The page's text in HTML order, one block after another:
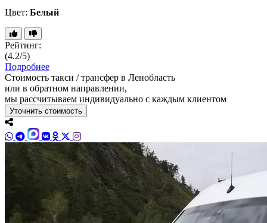
Цвет: Белый
Рейтинг:
(4.2/5)
Подробнее
Стоимость такси / трансфер в Ленобласть
или в обратном направлении,
мы рассчитываем индивидуально с каждым клиентом
Уточнить стоимость